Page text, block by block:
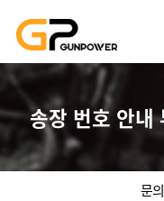
송장 번호 안내
문